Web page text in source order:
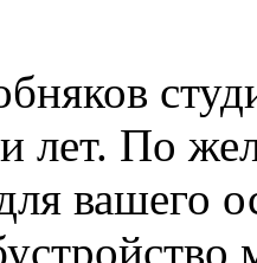
лет. По
вашего